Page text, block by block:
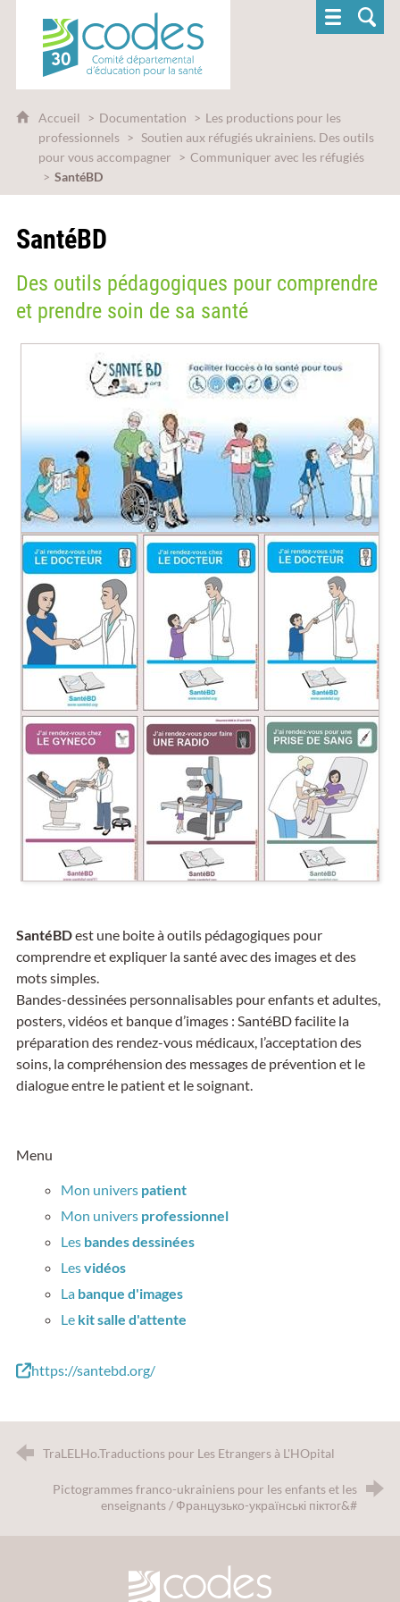
CoDES 30 - Comité départemental
Accueil Documentation
Les productions pour les
professionnels
Soutien aux réfugiés ukrainiens. Des outils
pour vous accompagner
Communiquer avec les réfugiés
SantéBD
SantéBD
Des outils pédagogiques pour comprendre
et prendre soin de sa santé
SantéBDest une boite à outils pédagogiques pour
comprendre et expliquer la santé avec des images et des
mots simples.
Bandes-dessinées personnalisables pour enfants et adultes,
posters, vidéos et banque d’images : SantéBD facilite la
préparation des rendez-vous médicaux, l’acceptation des
soins, la compréhension des messages de prévention et le
dialogue entre le patient et le soignant.
Menu
Mon univers patient
Mon univers professionnel
Les bandes dessinées
Lesvidéos
La banque d'images
Le kit salle d'attente
https://santebd.org/
TraLELHo.Traductions pour Les Etrangers à L'HOpital
Pictogrammes franco-ukrainiens pour les enfants et les
enseignants / Французько-українські піктог&#
CODES 30 - Comité